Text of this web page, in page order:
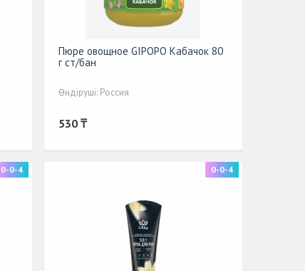
Пюре овощное GIPOPO Кабачок 80
г ст/бан
Өндіруші: Россия
530 ₸
0-0-4 0-0-4